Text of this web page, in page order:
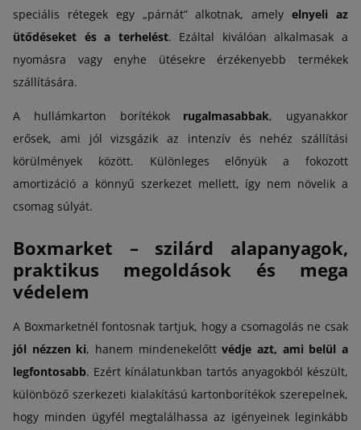
speciális rétegek egy „párnát” alkotnak, amelyelnyeli az
ütődéseket és a terhelést. Ezáltal kiválóan alkalmasak a
nyomásra vagy enyhe ütésekre érzékenyebb termékek
szállítására.
A hullámkarton borítékok rugalmasabbak, ugyanakkor
erősek, ami jól vizsgázik az intenzív és nehéz szállítási
körülmények között. Különleges előnyük a fokozott
amortizáció a könnyű szerkezet mellett, így nem növelik a
csomag súlyát.
Boxmarket – szilárd alapanyagok,
praktikus megoldások és mega
védelem
A Boxmarketnél fontosnak tartjuk, hogy a csomagolás ne csak
jól nézzen ki, hanem mindenekelőttvédje azt, ami belül a
legfontosabb. Ezért kínálatunkban tartós anyagokból készült,
különböző szerkezeti kialakítású kartonborítékok szerepelnek,
hogy minden ügyfél megtalálhassa az igényeinek leginkább